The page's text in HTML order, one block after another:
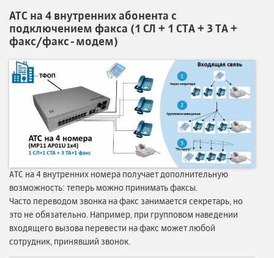
АТС на 4 внутренних абонента с
подключением факса (1 СЛ + 1 СТА + 3 ТА +
факс/факс-модем)
АТС на 4 внутренних номера получает дополнительную
возможность: теперь можно принимать факсы.
Часто переводом звонка на факс занимается секретарь, но
это не обязательно. Например, при групповом наведении
входящего вызова перевести на факс может любой
сотрудник, принявший звонок.